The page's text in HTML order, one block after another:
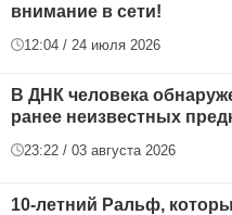
внимание в сети!
12:04 / 24 июля 2026
В ДНК человека
ранее неизвестных
23:22 / 03 августа 2026
10-летний Ральф,